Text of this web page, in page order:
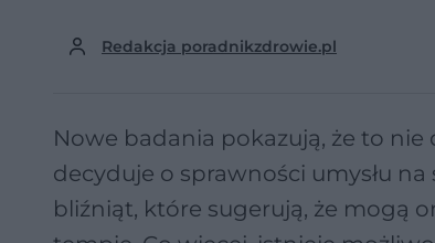
Redakcja poradnikzdrowie.pl
Nowe badania pokazują, że to
decyduje o sprawności umysłu
bliźniąt, które sugerują, że mogą